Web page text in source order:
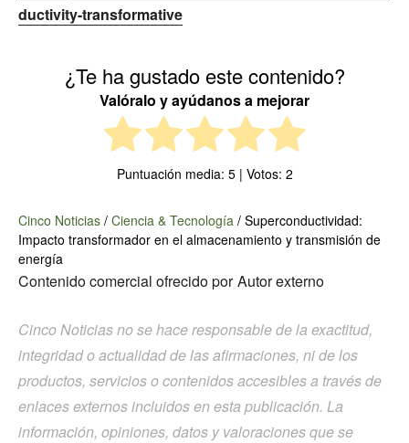
ductivity-transformative
¿Te ha gustado este contenido?
Valóralo y ayúdanos a mejorar
Puntuación media: 5| Votos: 2
Cinco Noticias / Ciencia & Tecnología / Superconductividad:
Impacto transformador en el almacenamiento y transmisión de
energía
Contenido comercial ofrecido por Autor externo
Cinco Noticias no se hace responsable de la exactitud,
integridad o actualidad de las afirmaciones, ni de los
productos, servicios o contenidos accesibles a través de
enlaces externos incluidos en esta publicación. La
información, opiniones, datos y valoraciones que se